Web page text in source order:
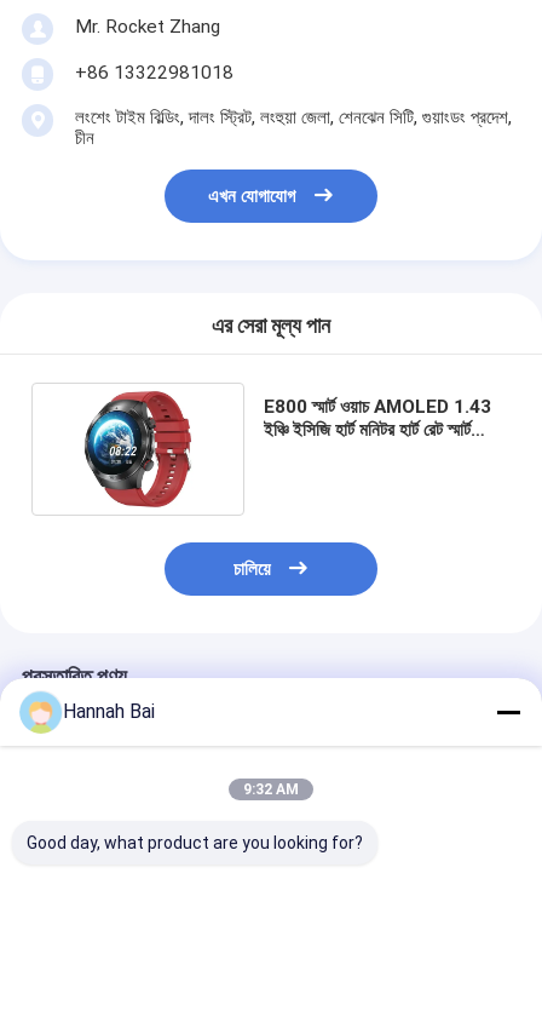
Mr. Rocket Zhang
+86 13322981018
লংশেং টাইম বিল্ডিং, দালং স্ট্রিট, লংহুয়া জেলা, শেনঝেন সিটি, গুয়াংডং প্রদেশ,
চীন
এখন যোগাযোগ
এর সেরা মূল্য পান
E800 স্মার্ট ওয়াচ AMOLED 1.43
ইঞ্চি ইসিজি হার্ট মনিটর হার্ট রেট স্মার্ট
চালিয়ে
প্রস্তাবিত পণ্য
Hannah Bai
9:32 AM
Good day, what product are you looking for?